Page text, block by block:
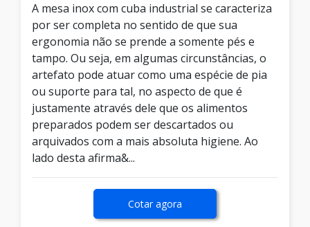
A mesa inox com cuba industrial se caracteriza
por ser completa no sentido de que sua
ergonomia não se prende a somente pés e
tampo. Ou seja, em algumas circunstâncias, o
artefato pode atuar como uma espécie de pia
ou suporte para tal, no aspecto de que é
justamente através dele que os alimentos
preparados podem ser descartados ou
arquivados com a mais absoluta higiene. Ao
lado desta afirma&...
Cotar agora